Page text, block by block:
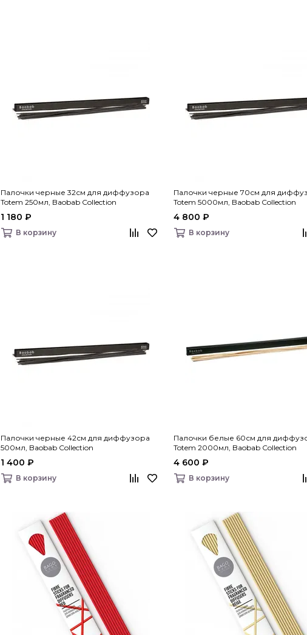
Палочки черные 32см для диффузора
Totem 250мл, Baobab Collection
1 180 ₽
В корзину
Палочки черные 70см для
Totem 5000мл, Baobab Collection
4 800 ₽
В корзину
Палочки черные 42см для диффузора
500мл, Baobab Collection
1 400 ₽
В корзину
Палочки белые 60см для
Totem 2000мл, Baobab Collection
4 600 ₽
В корзину